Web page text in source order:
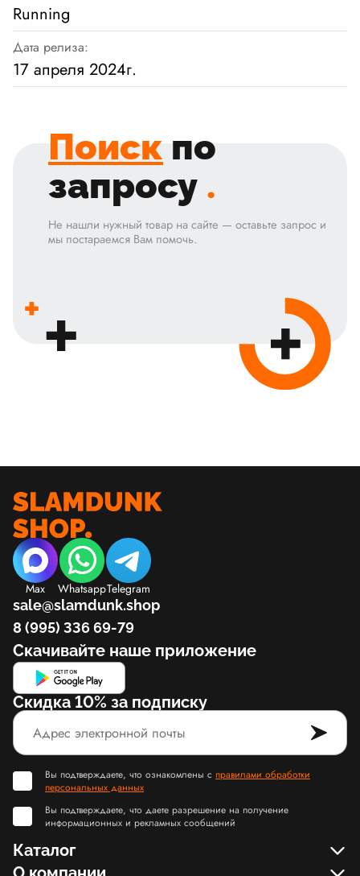
Running
Дата релиза:
17 апреля 2024г.
Поиск по
запросу .
Не нашли нужный товар на сайте — оставьте запрос и
мы постараемся Вам помочь.
Max WhatsappTelegram
sale@slamdunk.shop
8 (995) 336 69-79
Скачивайте наше приложение
Скидка 10% за подписку
Вы подтверждаете, что ознакомлены с правилами обработки
персональных данных
Вы подтверждаете, что даете разрешение на получение
информационных и рекламных сообщений
Каталог